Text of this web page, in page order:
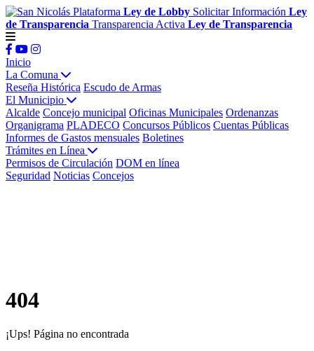
Plataforma Ley de Lobby Solicitar Información Ley
de Transparencia Transparencia Activa Ley de Transparencia
Inicio
La Comuna
Reseña Histórica Escudo de Armas
El Municipio
Alcalde Concejo municipal Oficinas Municipales Ordenanzas
Organigrama PLADECO Concursos Públicos Cuentas Públicas
Informes de Gastos mensuales Boletines
Trámites en Línea
Permisos de Circulación DOM en línea
Seguridad Noticias Concejos
404
¡Ups! Página no encontrada